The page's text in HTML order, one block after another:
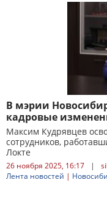
В мэрии
кадровые
Максим Кудрявцев
сотрудников,
Локте
26 ноября 2025, 16:17 |
Лента новостей |